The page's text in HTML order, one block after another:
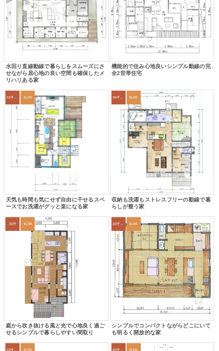
水回り直線動線で暮らしをスムーズにさ
せながら居心地の良い空間も確保したメ
リハリある家
機能的で住み心地良いシンプル動線の完
全2世帯住宅
33坪～36坪 3LDK
天気も時間も気にせず自由に干せるスペ
ースでお洗濯がグッと楽になる家
36坪～39坪 3LDK
収納も洗濯もストレスフリーの動線で暮
らしが整う家
33坪 4LDK
庭から吹き抜ける風と光で心地良く過ご
せるシンプルで暮らしやすい間取り
30坪～33坪 3LDK
シンプルでコンパクトながらどこにいて
も明るく開放的な家
4LDK 45坪～49坪 3LDK